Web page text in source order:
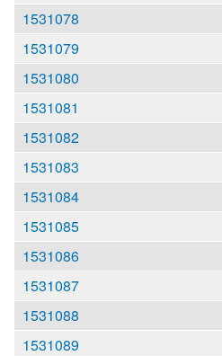
1531078
1531079
1531080
1531081
1531082
1531083
1531084
1531085
1531086
1531087
1531088
1531089